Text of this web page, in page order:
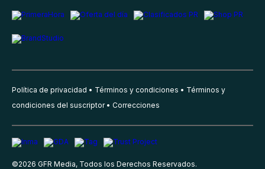
Política de privacidad Términos y condiciones
Términos y
condiciones del suscriptor
Correcciones
©2026 GFR Media, Todos los Derechos Reservados.